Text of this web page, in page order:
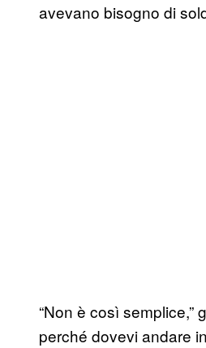
avevano bisogno di
“Non è così semplice,”
perché dovevi andare